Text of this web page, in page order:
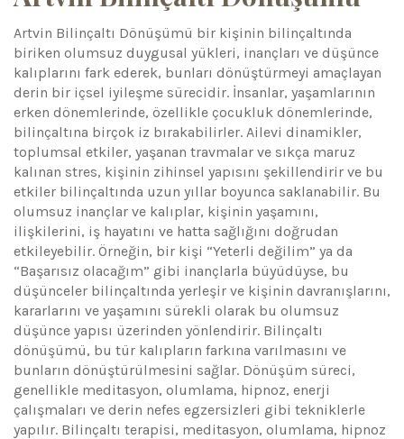
Artvin Bilinçaltı Dönüşümü bir kişinin bilinçaltında
biriken olumsuz duygusal yükleri, inançları ve düşünce
kalıplarını fark ederek, bunları dönüştürmeyi amaçlayan
derin bir içsel iyileşme sürecidir. İnsanlar, yaşamlarının
erken dönemlerinde, özellikle çocukluk dönemlerinde,
bilinçaltına birçok iz bırakabilirler. Ailevi dinamikler,
toplumsal etkiler, yaşanan travmalar ve sıkça maruz
kalınan stres, kişinin zihinsel yapısını şekillendirir ve bu
etkiler bilinçaltında uzun yıllar boyunca saklanabilir. Bu
olumsuz inançlar ve kalıplar, kişinin yaşamını,
ilişkilerini, iş hayatını ve hatta sağlığını doğrudan
etkileyebilir. Örneğin, bir kişi “Yeterli değilim” ya da
“Başarısız olacağım” gibi inançlarla büyüdüyse, bu
düşünceler bilinçaltında yerleşir ve kişinin davranışlarını,
kararlarını ve yaşamını sürekli olarak bu olumsuz
düşünce yapısı üzerinden yönlendirir. Bilinçaltı
dönüşümü, bu tür kalıpların farkına varılmasını ve
bunların dönüştürülmesini sağlar. Dönüşüm süreci,
genellikle meditasyon, olumlama, hipnoz, enerji
çalışmaları ve derin nefes egzersizleri gibi tekniklerle
yapılır. Bilinçaltı terapisi, meditasyon, olumlama, hipnoz